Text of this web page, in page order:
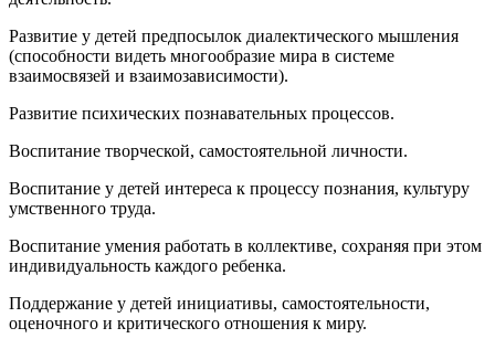
Развитие у детей предпосылок диалектического мышления
(способности видеть многообразие мира в системе
взаимосвязей и взаимозависимости).
Развитие психических познавательных процессов.
Воспитание творческой, самостоятельной личности.
Воспитание у детей интереса к процессу познания, культуру
умственного труда.
Воспитание умения работать в коллективе, сохраняя при этом
индивидуальность каждого ребенка.
Поддержание у детей инициативы, самостоятельности,
оценочного и критического отношения к миру.